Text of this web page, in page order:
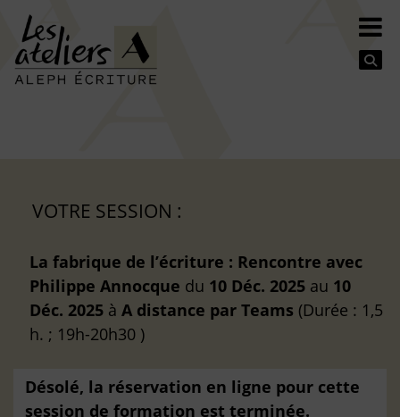
VOTRE SESSION :
La fabrique de l’écriture : Rencontre avec
Philippe Annocque du 10 Déc. 2025 au 10
Déc. 2025 à A distance par Teams (Durée : 1,5
h. ; 19h-20h30 )
Désolé, la réservation en ligne pour cette
session de formation est terminée.